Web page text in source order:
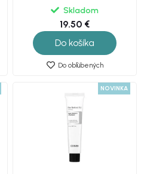
Skladom
19.50 €
Do košíka
Do obľúbených
NOVINKA